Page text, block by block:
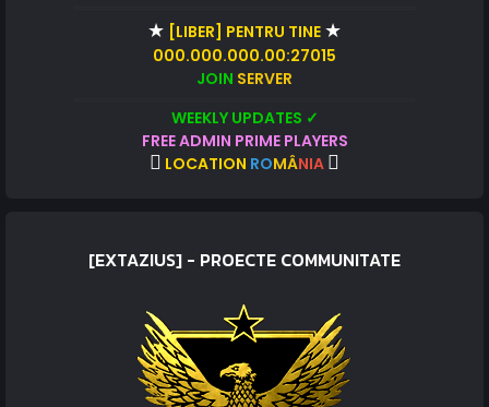
★ [LIBER] PENTRU TINE ★
000.000.000.00:27015
JOIN SERVER
WEEKLY UPDATES ✓
FREE ADMIN PRIME PLAYERS
LOCATION ROMÂNIA
[EXTAZIUS] - PROECTE COMMUNITATE